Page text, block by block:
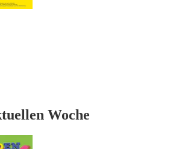
Woche